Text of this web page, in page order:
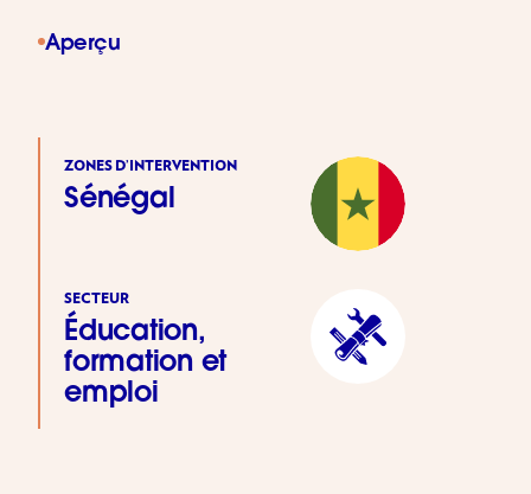
Aperçu
ZONES D’INTERVENTION
Sénégal
SECTEUR
Éducation,
formation et
emploi